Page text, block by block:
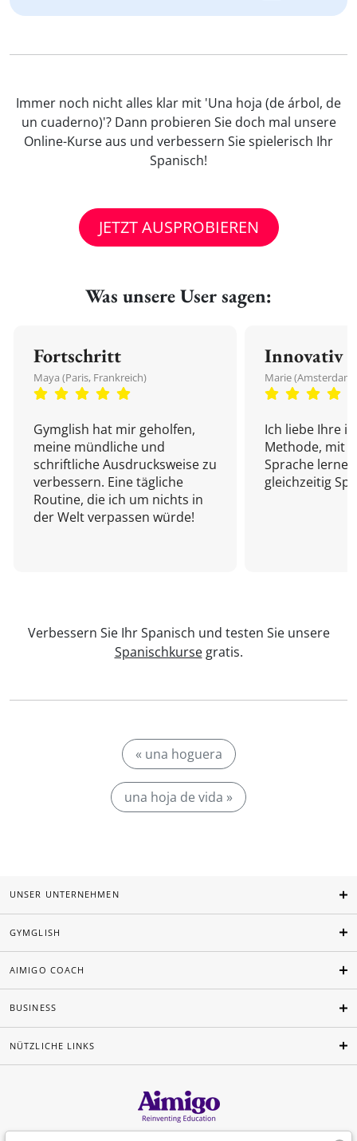
Immer noch nicht alles klar mit 'Una hoja (de árbol, de
un cuaderno)'? Dann probieren Sie doch mal unsere
Online-Kurse aus und verbessern Sie spielerisch Ihr
Spanisch!
JETZT AUSPROBIEREN
Was unsere User sagen:
Fortschritt
Maya (Paris, Frankreich)
Gymglish hat mir geholfen,
meine mündliche und
schriftliche Ausdrucksweise zu
verbessern. Eine tägliche
Routine, die ich um nichts in
der Welt verpassen würde!
Innovativ
Marie
Ich liebe Ihre
Methode, mit
Sprache
gleichzeitig
Verbessern Sie Ihr Spanisch und testen Sie unsere
Spanischkursegratis.
« una hoguera
una hoja de vida »
UNSER UNTERNEHMEN
GYMGLISH
AIMIGO COACH
BUSINESS
NÜTZLICHE LINKS